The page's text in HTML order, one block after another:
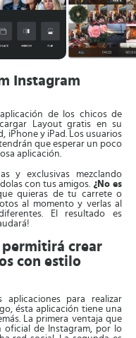
Instagram
de los chicos de
Layout gratis en su
iPhone y iPad. Los usuarios
que esperar un poco
aplicación.
y exclusivas mezclando
con tus amigos. ¿No es
quieras de tu carrete o
al momento y verlas al
El resultado es
permitirá crear
con estilo
aplicaciones para realizar
ésta aplicación tiene una
La primera ventaja que
oficial de Instagram, por lo